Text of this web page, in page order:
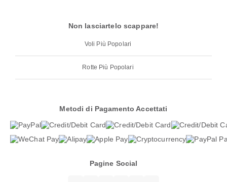
Non lasciartelo scappare!
Voli Più Popolari
Rotte Più Popolari
Metodi di Pagamento Accettati
Pagine Social